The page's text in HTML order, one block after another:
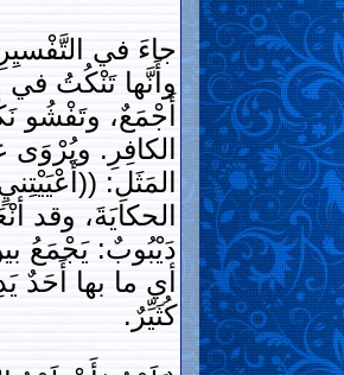
جاءَ في
وأَنَّها تَنْكُتُ في
أَجْمَعٌ، وتَفْشُو
الكافِرِ.
المَثَلِ:
الحكايَةَ،
دَيْبُوبٌ: يَجْمَعُ
أي ما بها أَحَدٌ
كُثَيِّرٌ.